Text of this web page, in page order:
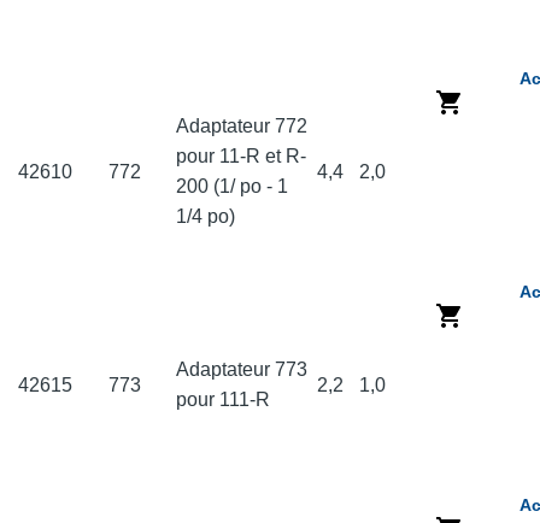
42610 772
Adaptateur 772
pour 11-R et R-
200 (1/ po - 1
1/4 po)
4,4 2,0
42615 773
Adaptateur 773
pour 111-R
2,2 1,0